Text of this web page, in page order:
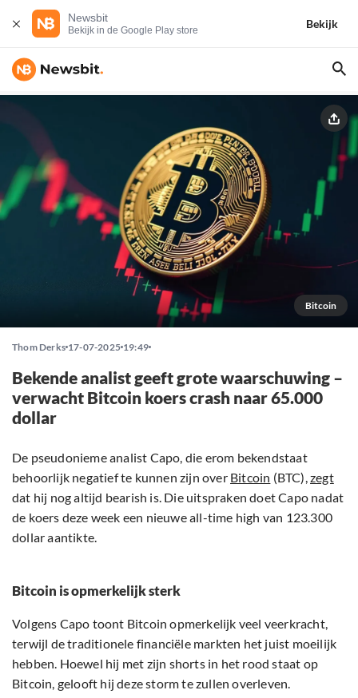
Newsbit
Bekijk in de Google Play store
Bekijk
Bitcoin
Thom Derks 17-07-2025 19:49
Bekende analist geeft grote waarschuwing –
verwacht Bitcoin koers crash naar 65.000
dollar
De pseudonieme analist Capo, die erom bekendstaat
behoorlijk negatief te kunnen zijn over Bitcoin (BTC),zegt
dat hij nog altijd bearish is. Die uitspraken doet Capo nadat
de koers deze week een nieuwe all-time high van 123.300
dollar aantikte.
Bitcoin is opmerkelijk sterk
Volgens Capo toont Bitcoin opmerkelijk veel veerkracht,
terwijl de traditionele financiële markten het juist moeilijk
hebben. Hoewel hij met zijn shorts in het rood staat op
Bitcoin, gelooft hij deze storm te zullen overleven.